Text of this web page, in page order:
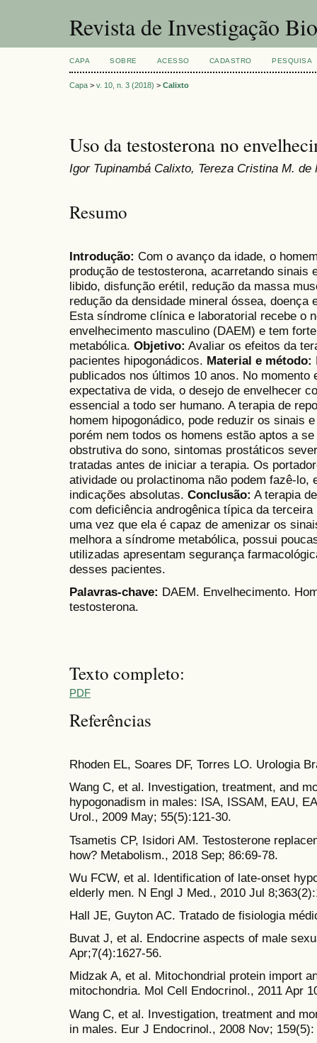
Revista de Investigação
CAPA SOBRE ACESSO CADASTRO PESQUISA
Capa > v. 10, n. 3 (2018) > Calixto
Uso da testosterona no
Igor Tupinambá Calixto, Tereza Cristina M. de
Resumo
Introdução: Com o avanço da idade, o
produção de testosterona, acarretando sinais
libido, disfunção erétil, redução da massa
redução da densidade mineral óssea,
Esta síndrome clínica e laboratorial recebe o
envelhecimento masculino (DAEM) e tem
metabólica. Objetivo: Avaliar os efeitos da
pacientes hipogonádicos. Material e método:
publicados nos últimos 10 anos. No momento
expectativa de vida, o desejo de envelhecer
essencial a todo ser humano. A terapia de
homem hipogonádico, pode reduzir os sinais
porém nem todos os homens estão aptos a
obstrutiva do sono, sintomas prostáticos
tratadas antes de iniciar a terapia. Os
atividade ou prolactinoma não podem fazê-lo,
indicações absolutas. Conclusão: A terapia
com deficiência androgênica típica da
uma vez que ela é capaz de amenizar os
melhora a síndrome metabólica, possui
utilizadas apresentam segurança
desses pacientes.
Palavras-chave: DAEM. Envelhecimento.
testosterona.
Texto completo:
PDF
Referências
Rhoden EL, Soares DF, Torres LO. Urologia
Wang C, et al. Investigation, treatment, and
hypogonadism in males: ISA, ISSAM, EAU,
Urol., 2009 May; 55(5):121-30.
Tsametis CP, Isidori AM. Testosterone
how? Metabolism., 2018 Sep; 86:69-78.
Wu FCW, et al. Identification of late-onset
elderly men. N Engl J Med., 2010 Jul
Hall JE, Guyton AC. Tratado de fisiologia
Buvat J, et al. Endocrine aspects of male
Apr;7(4):1627-56.
Midzak A, et al. Mitochondrial protein import
mitochondria. Mol Cell Endocrinol., 2011 Apr
Wang C, et al. Investigation, treatment and
in males. Eur J Endocrinol., 2008 Nov; 159(5):